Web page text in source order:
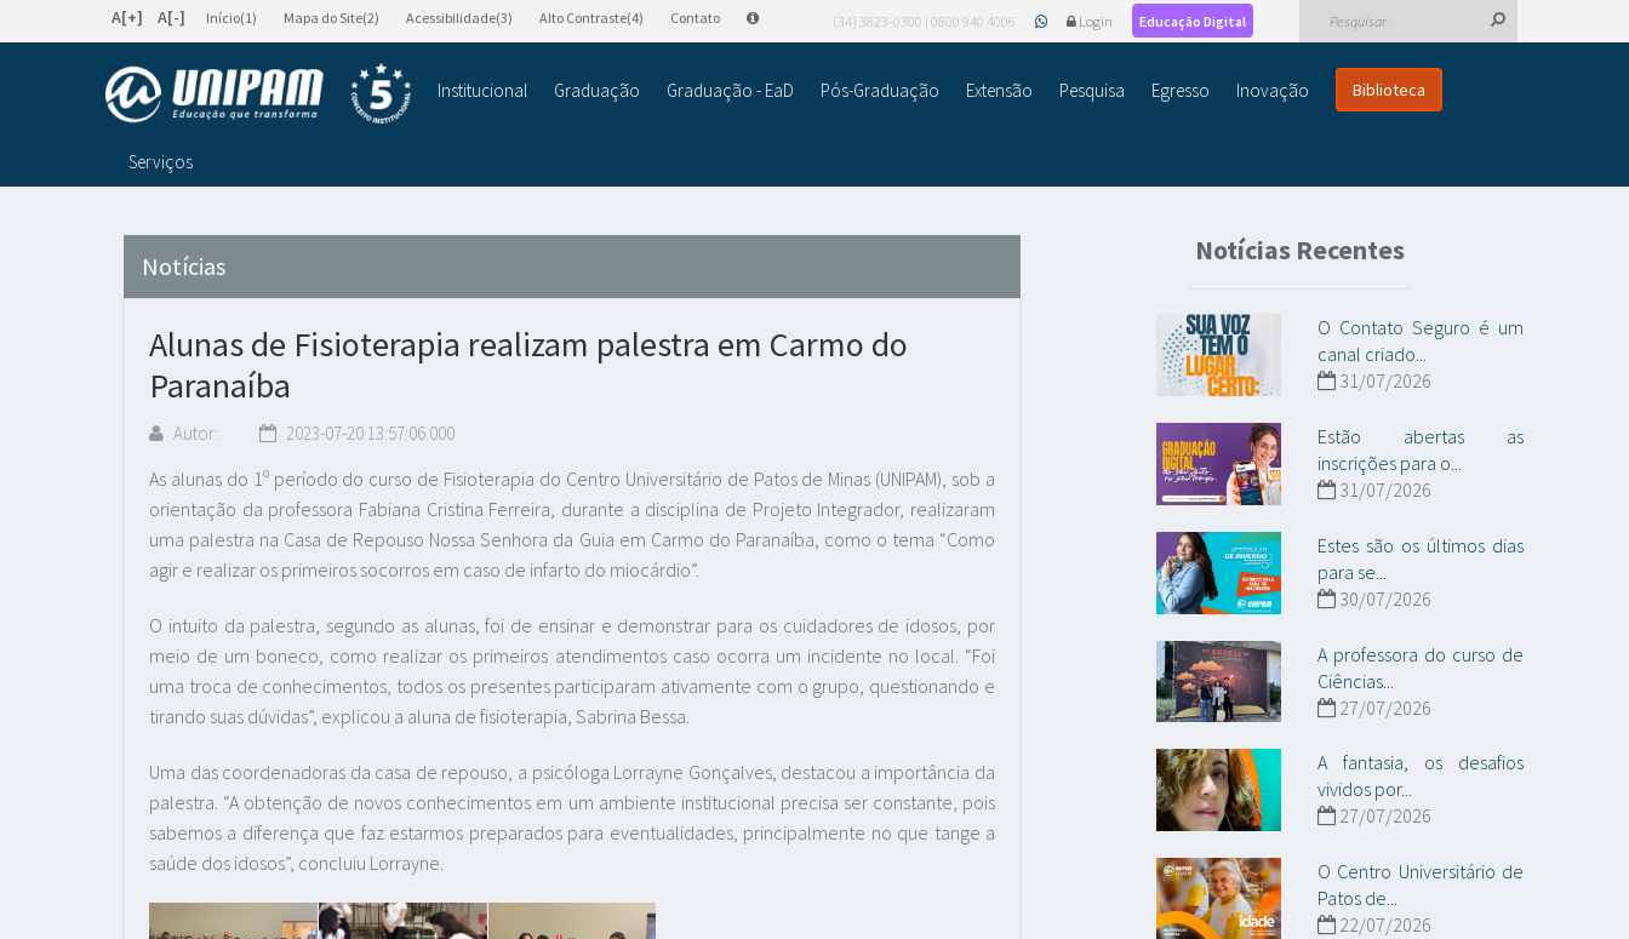
A[+] A[-] Início(1) Mapa do Site(2) Acessibilidade(3) Alto Contraste(4) Contato (34) 3823-0300 | 0800 940 4006 Login Educação Digital
Institucional Graduação Graduação - EaD Pós-Graduação Extensão Pesquisa Egresso Inovação Biblioteca
Serviços
Notícias
Alunas de Fisioterapia realizam palestra em Carmo do
Paranaíba
Autor: 2023-07-20 13:57:06.000
As alunas do 1º período do curso de Fisioterapia do Centro Universitário de Patos de Minas (UNIPAM), sob a
orientação da professora Fabiana Cristina Ferreira, durante a disciplina de Projeto Integrador, realizaram
uma palestra na Casa de Repouso Nossa Senhora da Guia em Carmo do Paranaíba, como o tema “Como
agir e realizar os primeiros socorros em caso de infarto do miocárdio”.
O intuito da palestra, segundo as alunas, foi de ensinar e demonstrar para os cuidadores de idosos, por
meio de um boneco, como realizar os primeiros atendimentos caso ocorra um incidente no local. “Foi
uma troca de conhecimentos, todos os presentes participaram ativamente com o grupo, questionando e
tirando suas dúvidas”, explicou a aluna de fisioterapia, Sabrina Bessa.
Uma das coordenadoras da casa de repouso, a psicóloga Lorrayne Gonçalves, destacou a importância da
palestra. “A obtenção de novos conhecimentos em um ambiente institucional precisa ser constante, pois
sabemos a diferença que faz estarmos preparados para eventualidades, principalmente no que tange a
saúde dos idosos”, concluiu Lorrayne.
Notícias Recentes
O Contato Seguro é um
canal criado...
31/07/2026
Estão abertas as
inscrições para o...
31/07/2026
Estes são os últimos dias
para se...
30/07/2026
A professora do curso de
Ciências...
27/07/2026
A fantasia, os desafios
vividos por...
27/07/2026
O Centro Universitário de
Patos de...
22/07/2026